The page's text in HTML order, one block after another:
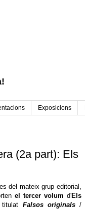
Exposicions
(2a part): Els
del mateix grup editorial,
el tercer volum d'Els
Falsos originals/